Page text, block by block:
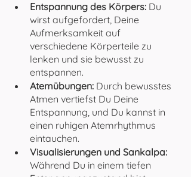
Entspannung des Körpers: Du
wirst aufgefordert, Deine
Aufmerksamkeit auf
verschiedene Körperteile zu
lenken und sie bewusst zu
entspannen.
Atemübungen: Durch bewusstes
Atmen vertiefst Du Deine
Entspannung, und Du kannst in
einen ruhigen Atemrhythmus
eintauchen.
Visualisierungen und Sankalpa:
Während Du in einem tiefen